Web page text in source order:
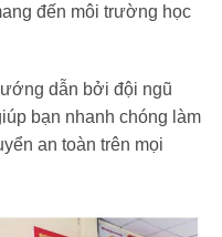
đến môi trường học
dẫn bởi đội ngũ
bạn nhanh chóng làm
an toàn trên mọi